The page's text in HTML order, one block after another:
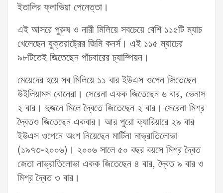
ইতালির ফ্লাভিয়া পেনেত্তা।
এই আসরে পুরুষ ও নারী মিলিয়ে সবচেয়ে বেশি ১১৫টি ম্যাচ
খেলেছেন যুক্তরাষ্ট্রের জিমি কনর্স। এই ১১৫ ম্যাচের
৯৮টিতেই জিতেছেন পাঁচবারের চ্যাম্পিয়ন।
মেয়েদের হয়ে সব মিলিয়ে ১১ বার ইউএস ওপেন জিতেছেন
উইলিয়ামস বোনেরা। সেরেনা একক জিতেছেন ৬ বার, ভেনাস
২ বার। দুজনে মিলে দ্বৈতে জিতেছেন ২ বার। সেরেনা মিশ্র
দ্বৈতও জিতেছেন একবার। আর পুরো ক্যারিয়ারে ২৯ বার
ইউএস ওপেনে অংশ নিয়েছেন মার্টিনা নাভ্রাতিলোভা
(১৯৭৩-২০০৬)। ২০০৬ সালে ৫০ বছর বয়সে মিশ্র দ্বৈত
জেতা নাভ্রাতিলোভা একক জিতেছেন ৪ বার, দ্বৈত ৯ বার ও
মিশ্র দ্বৈত ৩ বার।